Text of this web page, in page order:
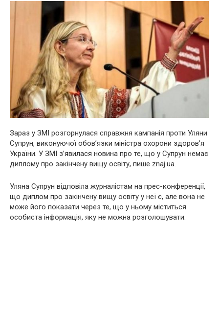
Зараз у ЗМІ розгорнулася справжня кампанія проти Уляни
Супрун, виконуючої обов’язки міністра охорони здоров’я
України. У ЗМІ з’явилася новина про те, що у Супрун немає
диплому про закінчену вищу освіту, пише znaj.ua.
Уляна Супрун відповіла журналістам на прес-конференції,
що диплом про закінчену вищу освіту у неї є, але вона не
може його показати через те, що у ньому міститься
особиста інформація, яку не можна розголошувати.